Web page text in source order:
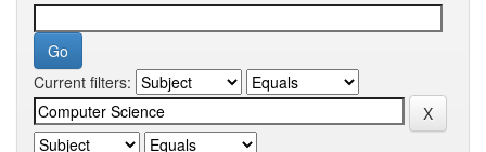
Current filters: